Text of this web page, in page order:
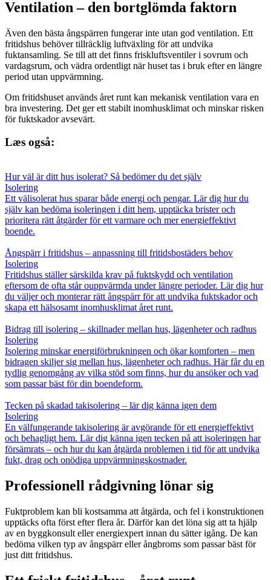
Ventilation – den bortglömda faktorn
Även den bästa ångspärren fungerar inte utan god ventilation. Ett
fritidshus behöver tillräcklig luftväxling för att undvika
fuktansamling. Se till att det finns friskluftsventiler i sovrum och
vardagsrum, och vädra ordentligt när huset tas i bruk efter en längre
period utan uppvärmning.
Om fritidshuset används året runt kan mekanisk ventilation vara en
bra investering. Det ger ett stabilt inomhusklimat och minskar risken
för fuktskador avsevärt.
Læs også:
Hur väl är ditt hus isolerat? Så bedömer du det själv
Isolering
Ett välisolerat hus sparar både energi och pengar. Lär dig hur du
själv kan bedöma isoleringen i ditt hem, upptäcka brister och
prioritera rätt åtgärder för ett varmare och mer energieffektivt
boende.
Ångspärr i fritidshus – anpassning till fritidsbostäders behov
Isolering
Fritidshus ställer särskilda krav på fuktskydd och ventilation
eftersom de ofta står ouppvärmda under längre perioder. Lär dig hur
du väljer och monterar rätt ångspärr för att undvika fuktskador och
skapa ett hälsosamt inomhusklimat året runt.
Bidrag till isolering – skillnader mellan hus, lägenheter och radhus
Isolering
Isolering minskar energiförbrukningen och ökar komforten – men
bidragen skiljer sig mellan hus, lägenheter och radhus. Här får du en
tydlig genomgång av vilka stöd som finns, hur du ansöker och vad
som passar bäst för din boendeform.
Tecken på skadad takisolering – lär dig känna igen dem
Isolering
En välfungerande takisolering är avgörande för ett energieffektivt
och behagligt hem. Lär dig känna igen tecken på att isoleringen har
försämrats – och hur du kan åtgärda problemen i tid för att undvika
fukt, drag och onödiga uppvärmningskostnader.
Professionell rådgivning lönar sig
Fuktproblem kan bli kostsamma att åtgärda, och fel i konstruktionen
upptäcks ofta först efter flera år. Därför kan det löna sig att ta hjälp
av en byggkonsult eller energiexpert innan du sätter igång. De kan
bedöma vilken typ av ångspärr eller ångbroms som passar bäst för
just ditt fritidshus.